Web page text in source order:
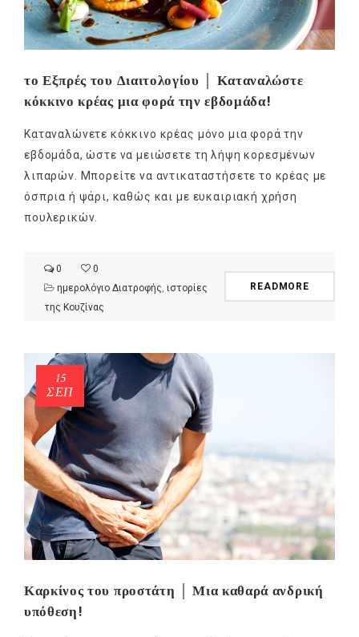
το Εξπρές του Διαιτολογίου │ Καταναλώστε
κόκκινο κρέας μια φορά την εβδομάδα!
Καταναλώνετε κόκκινο κρέας μόνο μια φορά την
εβδομάδα, ώστε να μειώσετε τη λήψη κορεσμένων
λιπαρών. Μπορείτε να αντικαταστήσετε το κρέας με
όσπρια ή ψάρι, καθώς και με ευκαιριακή χρήση
πουλερικών.
0
0
ημερολόγιο Διατροφής ιστορίες
της Κουζίνας
READMORE
15
ΣΕΠ
Καρκίνος του προστάτη │ Μια καθαρά ανδρική
υπόθεση!